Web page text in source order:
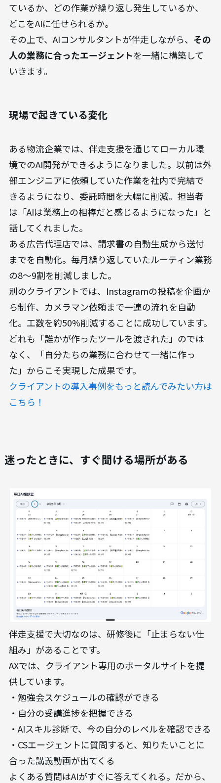
ているか、どの作業が繰り返し発生しているか、
どこをAIに任せられるか。
その上で、AIコンサルタントが伴走しながら、 その
人の業務に合ったエージェントを一緒に構築して
いきます。
現場で起きている変化
ある物流企業では、伴走支援を通じてローカル環
境でのAI開発ができるようになりました。以前は外
部エンジニアに依頼していた作業を社内で完結で
きるようになり、委託時間を大幅に削減。担当者
は「AIは業務上の相棒だと感じるようになった」と
話してくれました。
ある広告代理店では、請求書の自動生成から送付
までを自動化。毎月繰り返していたルーティン業務
の8〜9割を削減しました。
別のクライアントでは、Instagramの投稿を企画か
ら制作、カメラマン依頼まで一連の流れを自動
化。工数を約50%削減することに成功しています。
どれも「誰かが作ったツールを渡された」のでは
なく、「自分たちの業務に合わせて一緒に作っ
た」からこそ実現した成果です。
クライアントの導入事例をもっと読んでみたい方は
こちら！
迷ったときに、すぐ聞ける場所がある
伴走支援で大切なのは、研修後に「止まらない仕
組み」があることです。
AXでは、クライアント専用のポータルサイトを提
供しています。
・勉強会スケジュールの確認ができる
・自分の受講進捗を把握できる
・AIスキル診断で、今の自分のレベルを確認できる
・CSエージェントに質問すると、知りたいことに
合った講義動画が出てくる
よくある質問はAIがすぐに答えてくれる。だから、